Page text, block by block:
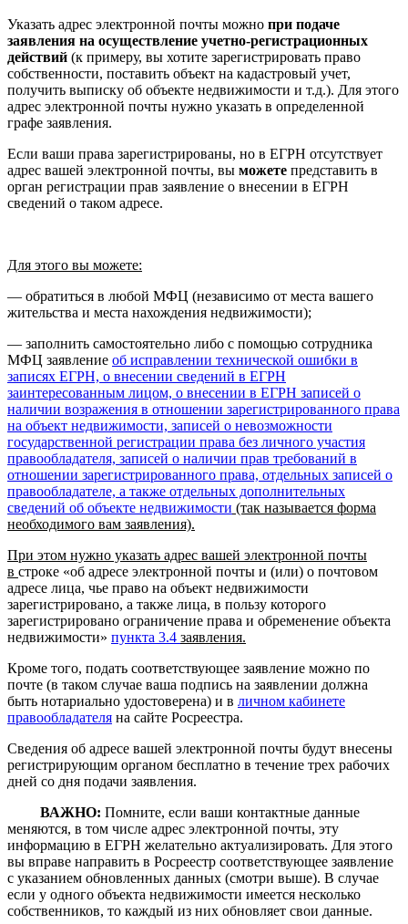
Указать адрес электронной почты можно при подаче
заявления на осуществление учетно-регистрационных
действий (к примеру, вы хотите зарегистрировать право
собственности, поставить объект на кадастровый учет,
получить выписку об объекте недвижимости и т.д.). Для этого
адрес электронной почты нужно указать в определенной
графе заявления.
Если ваши права зарегистрированы, но в ЕГРН отсутствует
адрес вашей электронной почты, вы можете представить в
орган регистрации прав заявление о внесении в ЕГРН
сведений о таком адресе.
Для этого вы можете:
— обратиться в любой МФЦ (независимо от места вашего
жительства и места нахождения недвижимости);
— заполнить самостоятельно либо с помощью сотрудника
МФЦ заявление об исправлении технической ошибки в
записях ЕГРН, о внесении сведений в ЕГРН
заинтересованным лицом, о внесении в ЕГРН записей о
наличии возражения в отношении зарегистрированного права
на объект недвижимости, записей о невозможности
государственной регистрации права без личного участия
правообладателя, записей о наличии прав требований в
отношении зарегистрированного права, отдельных записей о
правообладателе, а также отдельных дополнительных
сведений об объекте недвижимости (так называется форма
необходимого вам заявления).
При этом нужно указать адрес вашей электронной почты
в строке «об адресе электронной почты и (или) о почтовом
адресе лица, чье право на объект недвижимости
зарегистрировано, а также лица, в пользу которого
зарегистрировано ограничение права и обременение объекта
недвижимости» пункта 3.4 заявления.
Кроме того, подать соответствующее заявление можно по
почте (в таком случае ваша подпись на заявлении должна
быть нотариально удостоверена) и в личном кабинете
правообладателя на сайте Росреестра.
Сведения об адресе вашей электронной почты будут внесены
регистрирующим органом бесплатно в течение трех рабочих
дней со дня подачи заявления.
ВАЖНО: Помните, если ваши контактные данные
меняются, в том числе адрес электронной почты, эту
информацию в ЕГРН желательно актуализировать. Для этого
вы вправе направить в Росреестр соответствующее заявление
с указанием обновленных данных (смотри выше). В случае
если у одного объекта недвижимости имеется несколько
собственников, то каждый из них обновляет свои данные.